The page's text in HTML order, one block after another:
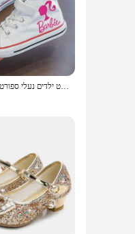
נעלי בארבי ילדים חמודות נעלי בית ילדים בד חמודים נעלי ספורט ילדים נעלי ספורט תינוקות ילדים Size26-36